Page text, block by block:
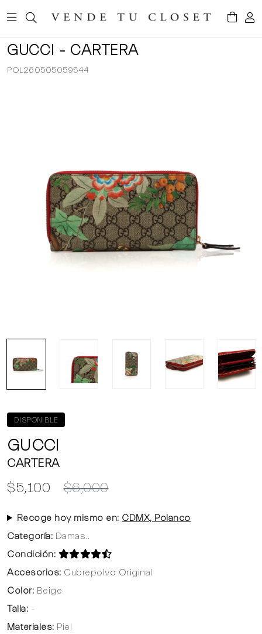
GUCCI - CARTERA
POL260505059544
DISPONIBLE
GUCCI
CARTERA
$5,100 $6,000
Recoge hoy mismo en: CDMX, Polanco
Categoría: Damas..
Condición:
Accesorios: Cubrepolvo Original
Color: Beige
Talla: -
Materiales: Piel